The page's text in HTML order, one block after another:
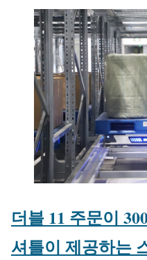
더블 11 주문이
셔틀이 제공하는